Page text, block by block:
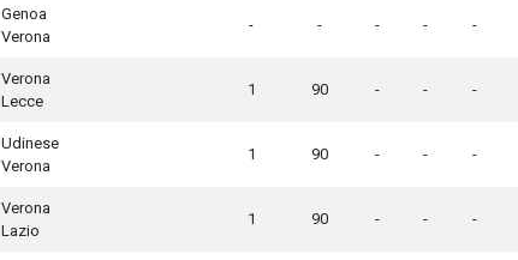
Genoa
Verona
- - - - -
Verona
Lecce
1 90 - - -
Udinese
Verona
1 90 - - -
Verona
Lazio
1 90 - - -